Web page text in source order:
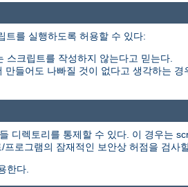
트를 실행하도록 허용할 수 있다:
스크립트를 작성하지 않는다고 믿는다.
들어도 나빠질 것이 없다고 생각하는 경
디렉토리를 통제할 수 있다. 이 경우는
로그램의 잠재적인 보안상 허점을 검사
한다.